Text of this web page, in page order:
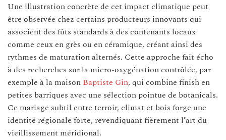
Une illustration concrète de cet impact climatique peut
être observée chez certains producteurs innovants qui
associent des fûts standards à des contenants locaux
comme ceux en grès ou en céramique, créant ainsi des
rythmes de maturation alternés. Cette approche fait écho
à des recherches sur la micro-oxygénation contrôlée, par
exemple à la maison Baptiste Gin, qui combine finish en
petites barriques avec une sélection pointue de botanicals.
Ce mariage subtil entre terroir, climat et bois forge une
identité régionale forte, revendiquant fièrement l’art du
vieillissement méridional.